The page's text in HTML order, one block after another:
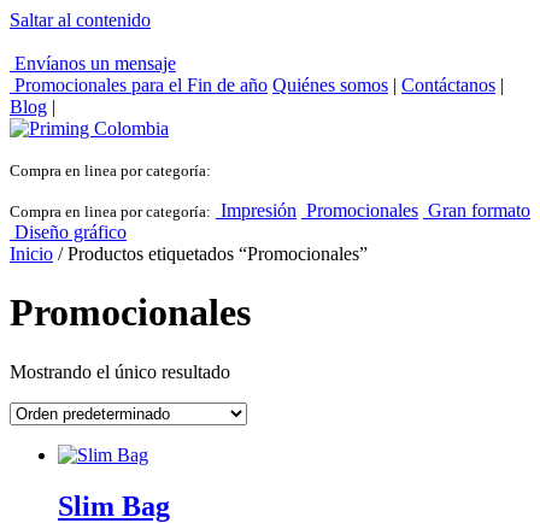
Saltar al contenido
Envíanos un mensaje
Promocionales para el Fin de año Quiénes somos | Contáctanos |
Blog |
Compra en linea por categoría:
Compra en linea por categoría: Impresión Promocionales Gran formato
Diseño gráfico
Inicio / Productos etiquetados “Promocionales”
Promocionales
Mostrando el único resultado
Slim Bag